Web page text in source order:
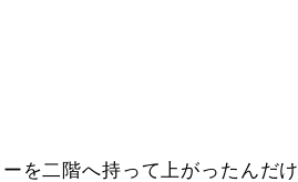
を二階へ持って上がったんだけ